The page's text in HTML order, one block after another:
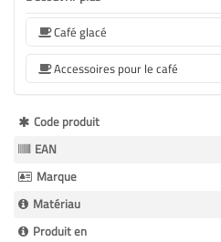
Café glacé
Accessoires pour le café
Plus
d’information
Code produit
EAN
Marque
Matériau
Produit en